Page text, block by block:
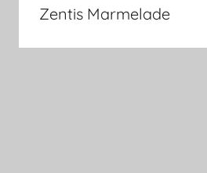
Zentis Marmelade